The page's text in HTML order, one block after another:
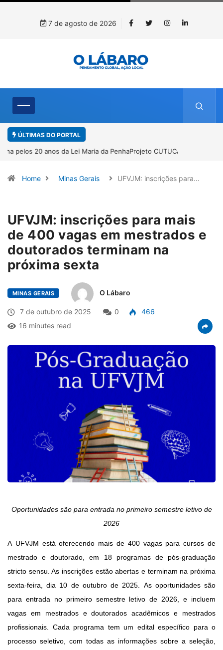
7 de agosto de 2026
ÚLTIMAS DO PORTAL
Projeto CUTUCAR abre nova edição e semeia o futuro por meio da
Home Minas Gerais UFVJM: inscrições para…
UFVJM: inscrições para mais
de 400 vagas em mestrados e
doutorados terminam na
próxima sexta
MINAS GERAIS O Lábaro
7 de outubro de 2025 0
466
16 minutes read
Oportunidades são para entrada no primeiro semestre letivo de
2026
A UFVJM está oferecendo mais de 400 vagas para cursos de
mestrado e doutorado, em 18 programas de pós-graduação
stricto sensu. As inscrições estão abertas e terminam na próxima
sexta-feira,dia 10 de outubro de 2025. As oportunidades são
para entrada no primeiro semestre letivo de 2026, e incluem
vagas em mestrados e doutorados acadêmicos e mestrados
profissionais. Cada programa tem um edital específico para o
processo seletivo, com todas as informações sobre a seleção,